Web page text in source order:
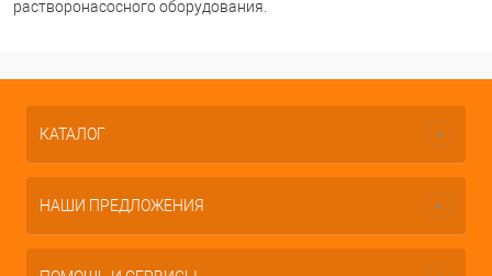
растворонасосного оборудования.
КАТАЛОГ
НАШИ ПРЕДЛОЖЕНИЯ